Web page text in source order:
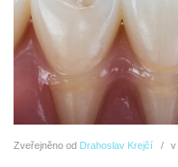
Zveřejněno od Drahoslav Krejčí v